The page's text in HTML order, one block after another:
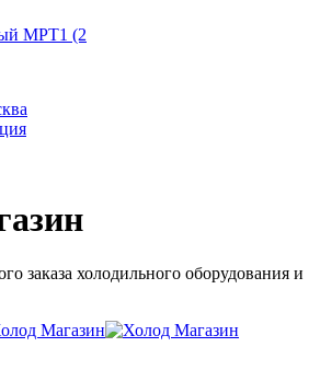
MPT1 (2
заказа холодильного оборудования и